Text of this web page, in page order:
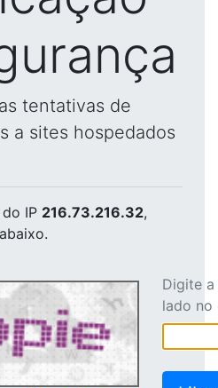
tentativas de
a sites hospedados
do IP 216.73.216.32,
Digite
lado no